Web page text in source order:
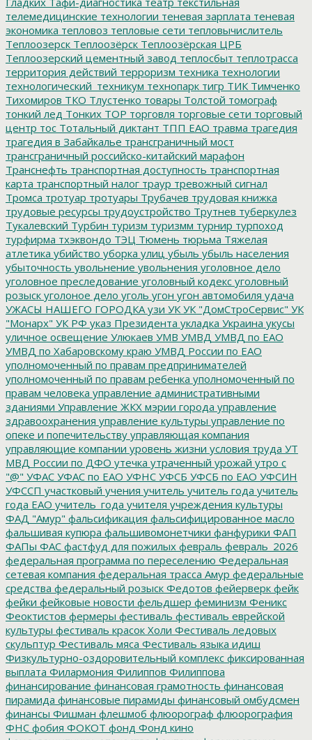
телемедицинские технологии теневая зарплата теневая
экономика тепловоз тепловые сети тепловычислитель
Теплоозерск Теплоозёрск Теплоозёрская ЦРБ
Теплоозерский цементный завод теплосбыт теплотрасса
территория действий терроризм техника технологии
технологический_техникум технопарк тигр ТИК Тимченко
Тихомиров ТКО Тлустенко товары Толстой томограф
тонкий лед Тонких ТОР торговля торговые сети торговый
центр тос Тотальный диктант ТПП ЕАО травма трагедия
трагедия в Забайкалье трансграничный мост
трансграничный российско-китайский марафон
Транснефть транспортная доступность транспортная
карта транспортный налог траур тревожный сигнал
Тромса тротуар тротуары Трубачев трудовая книжка
трудовые ресурсы трудоустройство Трутнев туберкулез
Тукалевский Турбин туризм туризмм турнир турпоход
турфирма тхэквондо ТЭЦ Тюмень тюрьма Тяжелая
атлетика убийство уборка улиц убыль убыль населения
убыточность увольнение увольнения уголовное дело
уголовное преследование уголовный кодекс уголовный
розыск уголоное дело уголь угон угон автомобиля удача
УЖАСЫ НАШЕГО ГОРОДКА узи УК УК "ДомСтроСервис" УК
"Монарх" УК РФ указ Президента укладка Украина укусы
уличное освещение Улюкаев УМВ УМВД УМВД по ЕАО
УМВД по Хабаровскому краю УМВД России по ЕАО
уполномоченный по правам предпринимателей
уполномоченный по правам ребенка уполномоченный по
правам человека управление административными
зданиями Управление ЖКХ мэрии города управление
здравоохранения управление культуры управление по
опеке и попечительству управляющая компания
управляющие компании уровень жизни условия труда УТ
МВД России по ДФО утечка утраченный урожай утро с
"@" УФАС УФАС по ЕАО УФНС УФСБ УФСБ по ЕАО УФСИН
УФССП участковый учения учитель учитель года учитель
года ЕАО учитель_года учителя учреждения культуры
ФАД "Амур" фальсификация фальсифицированное масло
фальшивая купюра фальшивомонетчики фанфурики ФАП
ФАПы ФАС фастфуд для пожилых февраль февраль_2026
федеральная программа по переселению Федеральная
сетевая компания федеральная трасса Амур федеральные
средства федеральный розыск Федотов фейерверк фейк
фейки фейковые новости фельдшер феминизм Феникс
Феоктистов фермеры фестиваль фестиваль еврейской
культуры фестиваль красок Холи Фестиваль ледовых
скульптур Фестиваль мяса Фестиваль языка идиш
Физкультурно-оздоровительный комплекс фиксированная
выплата Филармония Филиппов Филиппова
финансирование финансовая грамотность финансовая
пирамида финансовые пирамиды финансовый омбудсмен
финансы Фишман флешмоб флюорограф флюорография
ФНС фобия ФОКОТ фонд Фонд кино